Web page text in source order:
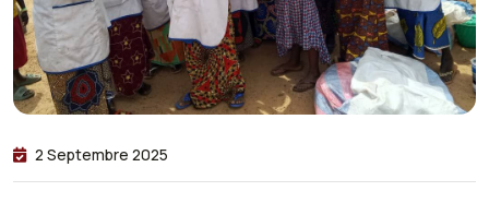
2 Septembre 2025